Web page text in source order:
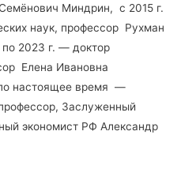
Миндрин, с 2015 г.
наук, профессор Рухман
по 2023 г. — доктор
Елена Ивановна
настоящее время —
Заслуженный
экономист РФ Александр